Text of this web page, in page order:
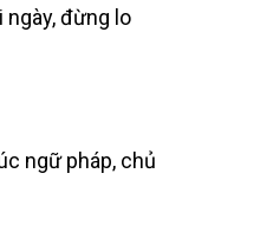
ngày, đừng lo
ngữ pháp, chủ